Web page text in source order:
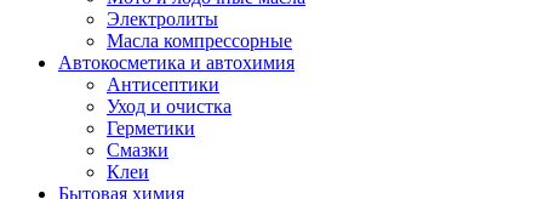
Электролиты
Масла компрессорные
Автокосметика и автохимия
Антисептики
Уход и очистка
Герметики
Смазки
Клеи
Бытовая химия